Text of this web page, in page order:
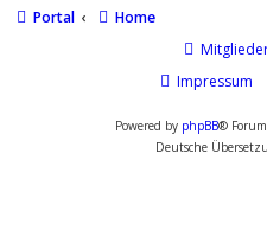
Portal
Home
Impressum
Powered by phpBB®
Deutsche